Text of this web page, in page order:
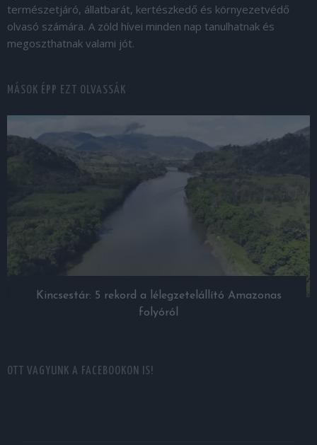
természetjáró, állatbarát, kertészkedő és környezetvédő
olvasó számára. A zöld hívei minden nap tanulhatnak és
megoszthatnak valami jót.
MÁSOK ÉPP EZT OLVASSÁK
Kincsestár: 5 rekord a lélegzetelállító Amazonas
folyóról
OTT VAGYUNK A FACEBOOKON IS!